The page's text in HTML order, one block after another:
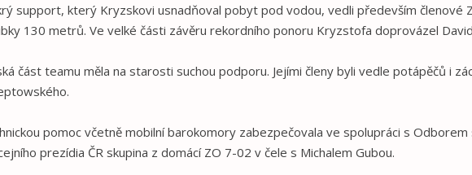
support, který Kryzskovi usnadňoval pobyt pod vodou, vedli především členové
130 metrů. Ve velké části závěru rekordního ponoru Kryzstofa doprovázel David
část teamu měla na starosti suchou podporu. Jejími členy byli vedle potápěčů i
pomoc včetně mobilní barokomory zabezpečovala ve spolupráci s Odborem
prezídia ČR skupina z domácí ZO 7-02 v čele s Michalem Gubou.